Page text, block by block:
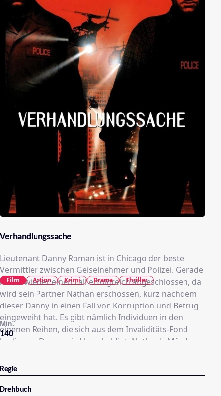
Verhandlungssache
Lieutenant Danny Roman ist in Chicago der beste
Vermittler zwischen Geiselnehmer und Polizei. Gerade
hat er wieder einen Fall erfolgreich abgeschlossen, da
wird sein Partner Nathan erschossen, kurz nachdem
dieser Danny in einen Fall von Korruption und Betrug
eingeweiht hat. Es gibt nämlich Individuen in den
eigenen Reihen, die sich aus dem Invaliditäts-Fond
bedienen. Danny wird beschuldigt, Nathan's Mörder
offensichtlich will man ihm den Mord in die Schuhe
schieben. Nathan sieht in der Eile und Panik keine
andere Möglichkeit, er nimmt sich vier Geiseln, unter
140
Min.
Film Action Krimi Drama Thriller
Regie
Drehbuch